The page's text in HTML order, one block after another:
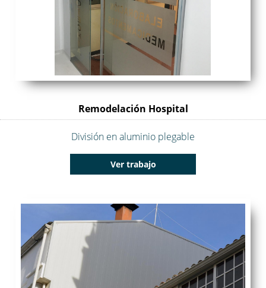
Remodelación Hospital
División en aluminio plegable
Ver trabajo